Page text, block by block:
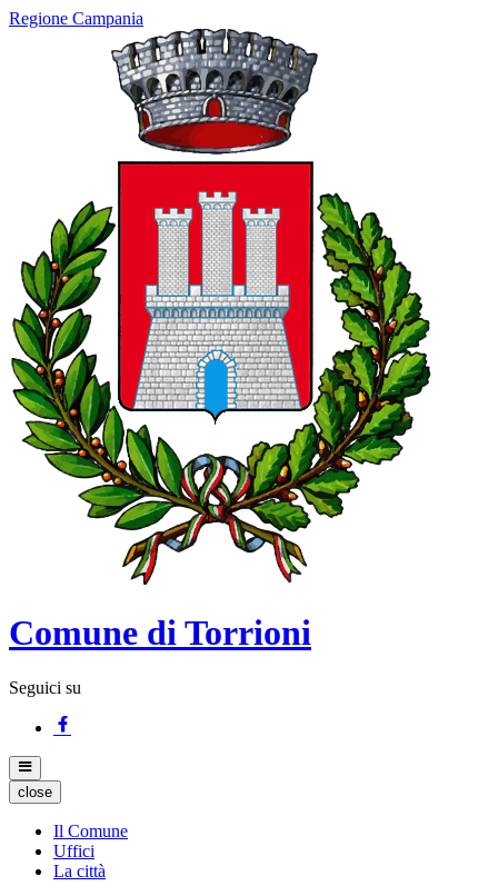
Regione Campania
Comune di Torrioni
Seguici su
close
Il Comune
Uffici
La città